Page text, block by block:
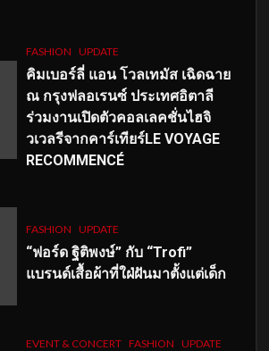
FASHION UPDATE
คิมเบอร์ลี่ แอน โวลเทมัส เฉิดฉาย
ณ กรุงฟลอเรนซ์ ประเทศอิตาลี
ร่วมงานเปิดตัวคอลเลคชั่นไฮจิ
วเวลรีจากคาร์เทียร์LE VOYAGE
RECOMMENCÉ
FASHION UPDATE
“ฟอร์ด ฐิติพงษ์” กับ “Trofi”
แบรนด์เสื้อผ้าที่ใฝ่ฝันมาตั้งแต่เด็ก
EVENT & CONCERT FASHION UPDATE